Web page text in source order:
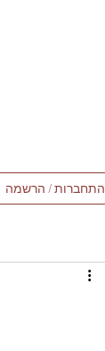
התחברות / הרשמה